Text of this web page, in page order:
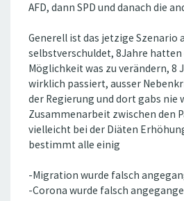
AFD, dann SPD und danach die
Generell ist das jetzige Szenario
selbstverschuldet, 8Jahre hatten
Möglichkeit was zu verändern, 8
wirklich passiert, ausser
der Regierung und dort gabs nie
Zusammenarbeit zwischen den
vielleicht bei der Diäten
bestimmt alle einig
-Migration wurde falsch
-Corona wurde falsch